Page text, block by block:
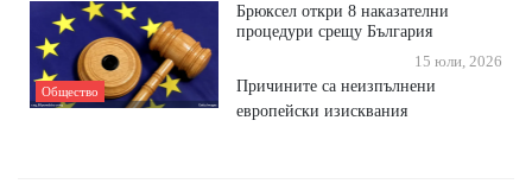
Общество
Брюксел откри 8 наказателни
процедури срещу България
15 юли, 2026
Причините са неизпълнени
европейски изисквания